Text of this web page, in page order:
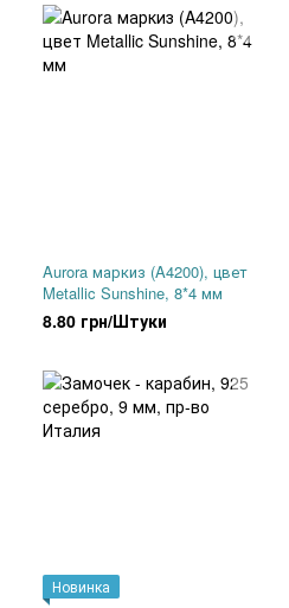
Aurora маркиз (A4200), цвет
Metallic Sunshine, 8*4 мм
8.80 грн/Штуки
Новинка